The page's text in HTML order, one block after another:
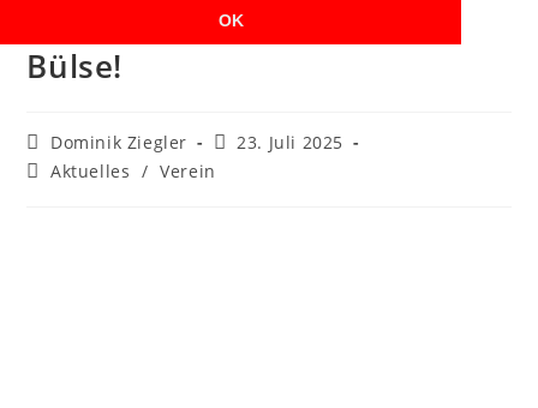
OK
99-Jahrfeier des BSV Buer-
Bülse!
Dominik Ziegler
23. Juli 2025
Aktuelles / Verein